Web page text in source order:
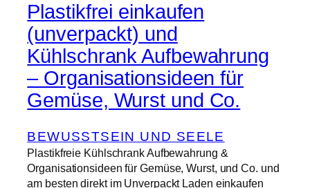
Plastikfrei einkaufen
(unverpackt) und
Kühlschrank Aufbewahrung
– Organisationsideen für
Gemüse, Wurst und Co.
BEWUSSTSEIN UND SEELE
Plastikfreie Kühlschrank Aufbewahrung &
Organisationsideen für Gemüse, Wurst, und Co. und
am besten direkt im Unverpackt Laden einkaufen